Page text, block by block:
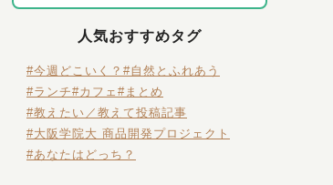
人気おすすめタグ
#今週どこいく？ #自然とふれあう
#ランチ#カフェ #まとめ
#教えたい／教えて投稿記事
#大阪学院大 商品開発プロジェクト
#あなたはどっち？